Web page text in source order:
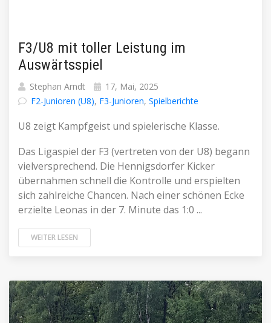
F3/U8 mit toller Leistung im
Auswärtsspiel
Stephan Arndt
17, Mai, 2025
F2-Junioren (U8), F3-Junioren, Spielberichte
U8 zeigt Kampfgeist und spielerische Klasse.
Das Ligaspiel der F3 (vertreten von der U8) begann
vielversprechend. Die Hennigsdorfer Kicker
übernahmen schnell die Kontrolle und erspielten
sich zahlreiche Chancen. Nach einer schönen Ecke
erzielte Leonas in der 7. Minute das 1:0 ...
WEITER LESEN